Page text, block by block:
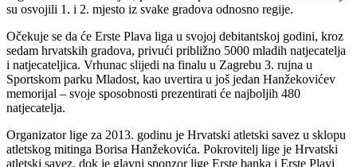
su osvojili 1. i 2. mjesto iz svake gradova odnosno regije.
Očekuje se da će Erste Plava liga u svojoj debitantskoj godini, kroz
sedam hrvatskih gradova, privući približno 5000 mladih natjecatelja
i natjecateljica. Vrhunac slijedi na finalu u Zagrebu 3. rujna u
Sportskom parku Mladost, kao uvertira u još jedan Hanžekovićev
memorijal – svoje sposobnosti prezentirati će najboljih 480
natjecatelja.
Organizator lige za 2013. godinu je Hrvatski atletski savez u sklopu
atletskog mitinga Borisa Hanžekovića. Pokrovitelj lige je Hrvatski
atletski savez, dok je glavni sponzor lige Erste banka i Erste Plavi